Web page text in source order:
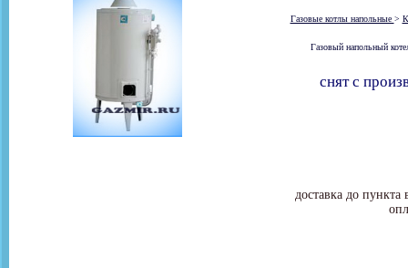
Газовые котлы напольные >
Газовый напольный
доставка до
снят с